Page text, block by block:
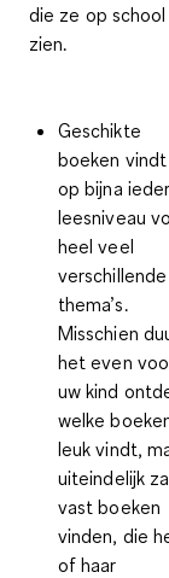
die ze op school
zien.
Geschikte
boeken vindt
op bijna ieder
leesniveau
heel veel
verschillende
thema’s.
Misschien
het even
uw kind
welke
leuk vindt,
uiteindelijk
vast boeken
vinden, die
of haar